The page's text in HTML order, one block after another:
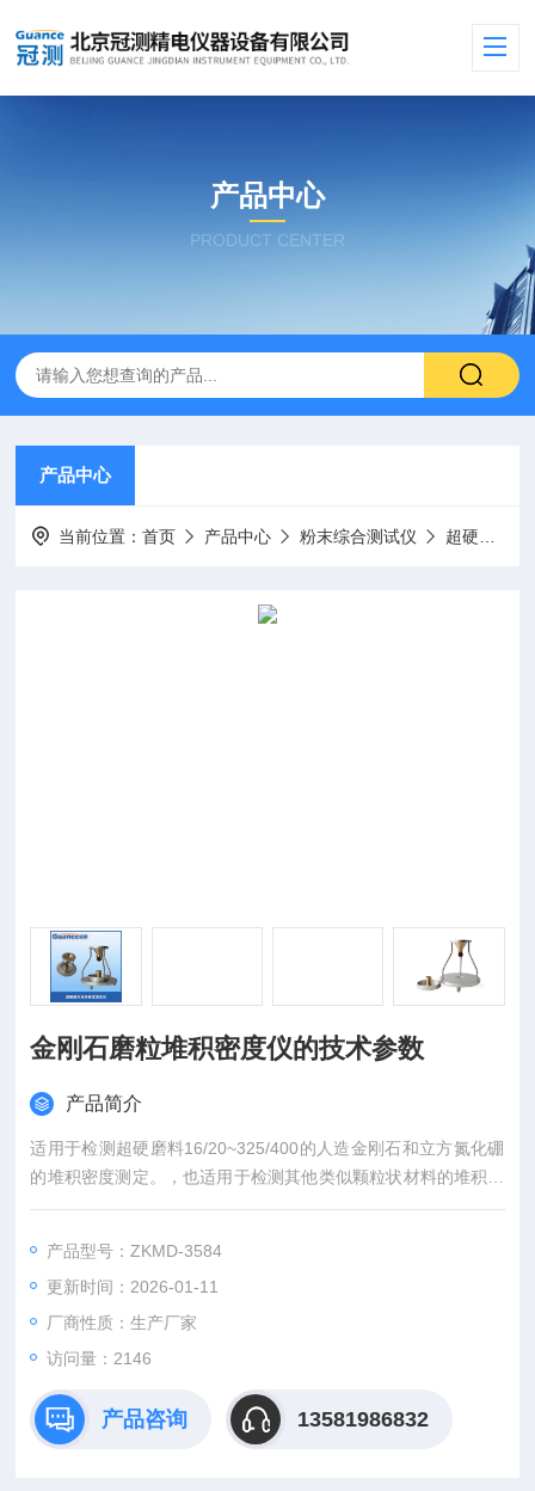
产品中心
PRODUCT CENTER
产品中心
当前位置：首页 产品中心 粉末综合测试仪 超硬磨料堆积密度测定仪
金刚石磨粒堆积密度仪的技术参数
产品简介
适用于检测超硬磨料16/20~325/400的人造金刚石和立方氮化硼
的堆积密度测定。，也适用于检测其他类似颗粒状材料的堆积密
度。本标准规定了超硬磨料堆积密度测定仪器和测量方法。金刚
产品型号：ZKMD-3584
更新时间：2026-01-11
厂商性质：生产厂家
访问量：2146
产品咨询 13581986832